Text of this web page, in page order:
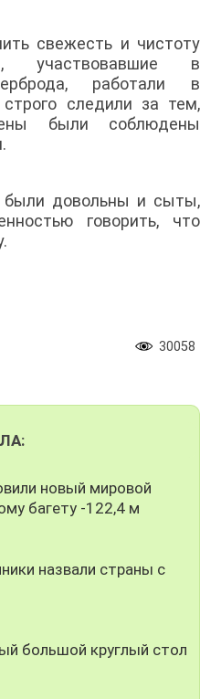
свежесть и чистоту
участвовавшие в
работали в
строго следили за тем,
были соблюдены
были довольны и сыты,
говорить, что
30058
новый мировой
багету -122,4 м
назвали страны с
большой круглый стол